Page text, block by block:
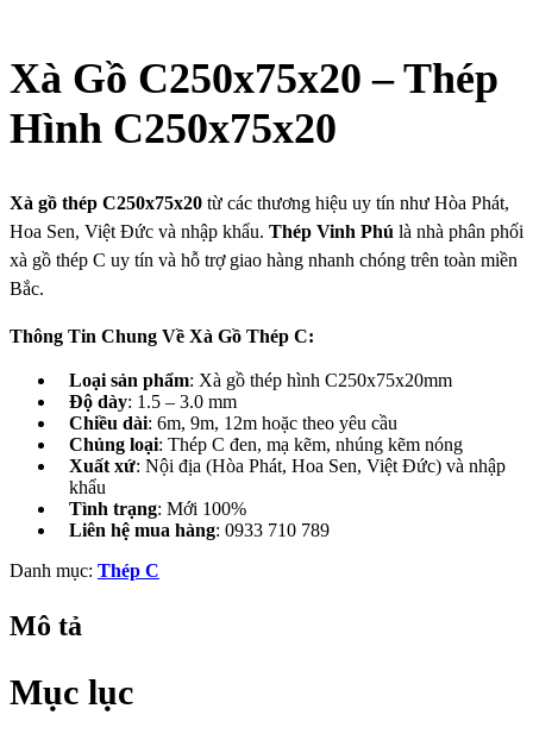
Xà Gồ C250x75x20 – Thép
Hình C250x75x20
Xà gồ thép C250x75x20 từ các thương hiệu uy tín như Hòa Phát,
Hoa Sen, Việt Đức và nhập khẩu. Thép Vinh Phú là nhà phân phối
xà gồ thép C uy tín và hỗ trợ giao hàng nhanh chóng trên toàn miền
Bắc.
Thông Tin Chung Về Xà Gồ Thép C:
Loại sản phẩm: Xà gồ thép hình C250x75x20mm
Độ dày: 1.5 – 3.0 mm
Chiều dài: 6m, 9m, 12m hoặc theo yêu cầu
Chủng loại: Thép C đen, mạ kẽm, nhúng kẽm nóng
Xuất xứ: Nội địa (Hòa Phát, Hoa Sen, Việt Đức) và nhập
khẩu
Tình trạng: Mới 100%
Liên hệ mua hàng: 0933 710 789
Danh mục: Thép C
Mô tả
Mục lục